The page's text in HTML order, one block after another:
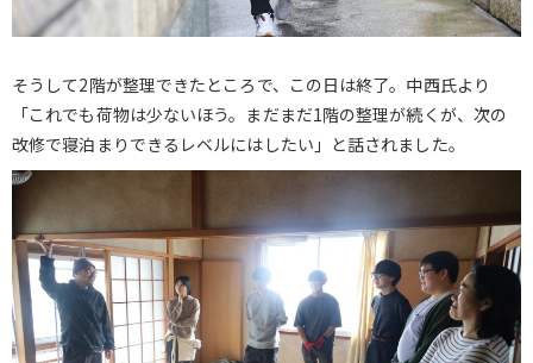
そうして2階が整理できたところで、この日は終了。中西氏より
「これでも荷物は少ないほう。まだまだ1階の整理が続くが、次の
改修で寝泊まりできるレベルにはしたい」と話されました。